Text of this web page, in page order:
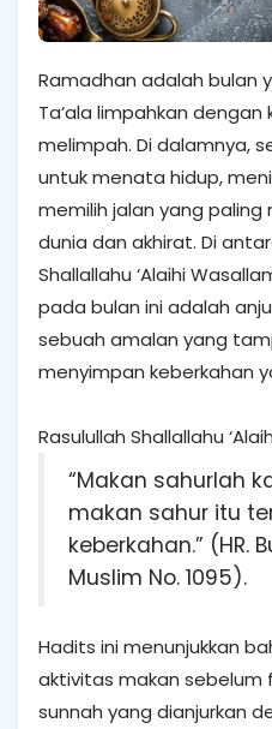
Ramadhan adalah bulan
Ta‘ala limpahkan dengan
melimpah. Di dalamnya,
untuk menata hidup,
memilih jalan yang
dunia dan akhirat. Di
Shallallahu ‘Alaihi
pada bulan ini adalah
sebuah amalan yang
menyimpan keberkahan
Rasulullah Shallallahu
“Makan sahurlah
makan sahur itu
keberkahan.” (HR.
Muslim No. 1095).
Hadits ini menunjukkan
aktivitas makan sebelum
sunnah yang dianjurkan